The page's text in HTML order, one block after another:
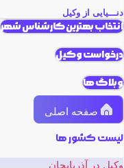
دنـــیایی از وکیل
انتخاب بهترین کارشناس شهر
درخواست وکیل
وبلاگ ها
صفحه اصلی
لیست کشور ها
وکیل در آذربایجان